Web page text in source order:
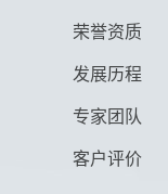
荣誉资质
发展历程
专家团队
客户评价